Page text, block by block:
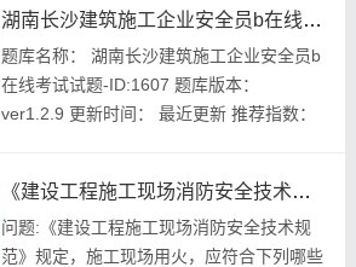
诸位也能好好地体会这句话。我们希望诸位
也能好好地体会这句话。这样看来，学习的
成功与失败原因是多方面的，要首先从自己
身上找原因，才能受到鼓...
湖南长沙建筑施工企业安全员b在线考试试题
题库名称： 湖南长沙建筑施工企业安全员b
在线考试试题-ID:1607 题库版本：
ver1.2.9 更新时间： 最近更新 推荐指数：
建题帮APP题库研究中心 进入建筑...
《建设工程施工现场消防安全技术规范》规定，施工现场用火，应符合下列哪些要求？()
问题:《建设工程施工现场消防安全技术规
范》规定，施工现场用火，应符合下列哪些